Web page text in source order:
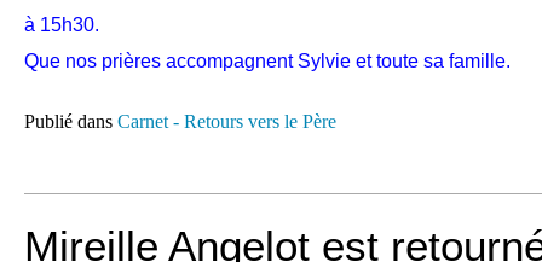
à 15h30.
Que nos prières accompagnent Sylvie et toute sa famille.
Publié dans Carnet - Retours vers le Père
Mireille Angelot est